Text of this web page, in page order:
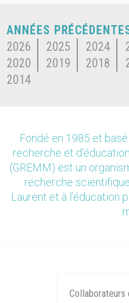
ANNÉES
2026
2025 2024
2020
2019 2018
2014
Fondé en 1985 et
recherche et
(GREMM) est un
recherche
Laurent et à l’éducation
Collaborateurs